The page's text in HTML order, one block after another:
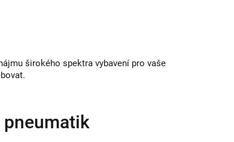
širokého spektra vybavení pro vaše
pneumatik